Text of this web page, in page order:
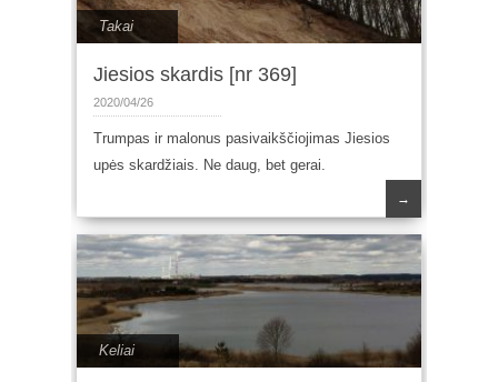
Takai
Jiesios skardis [nr 369]
2020/04/26
Trumpas ir malonus pasivaikščiojimas Jiesios
upės skardžiais. Ne daug, bet gerai.
→
Keliai